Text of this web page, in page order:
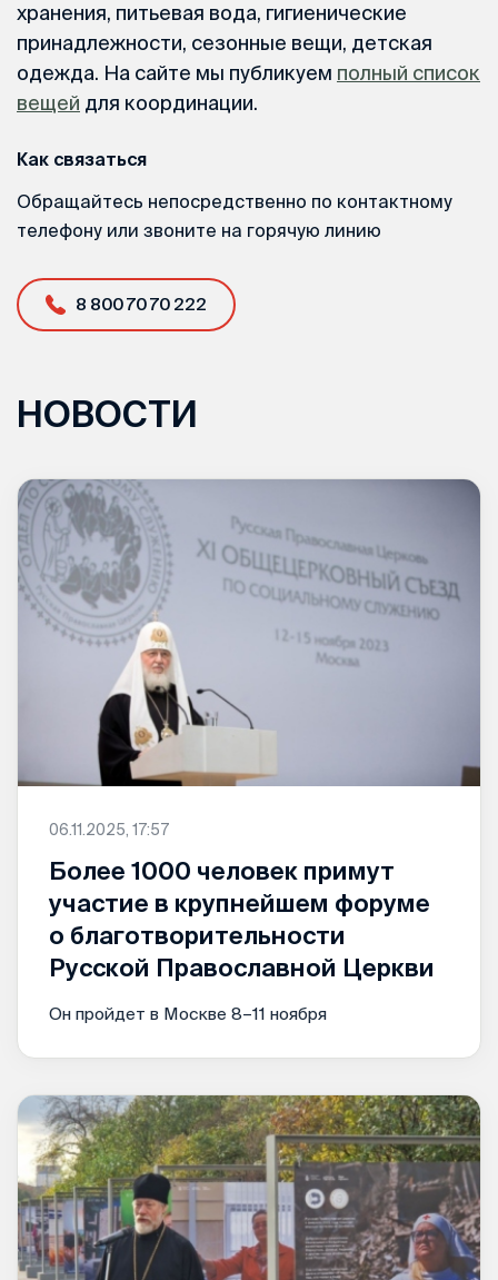
хранения, питьевая вода, гигиенические
принадлежности, сезонные вещи, детская
одежда. На сайте мы публикуем полный список
вещей для координации.
Как связаться
Обращайтесь непосредственно по контактному
телефону или звоните на горячую линию
8 800 70 70 222
НОВОСТИ
06.11.2025, 17:57
Более 1000 человек примут
участие в крупнейшем форуме
о благотворительности
Русской Православной Церкви
Он пройдет в Москве 8–11 ноября